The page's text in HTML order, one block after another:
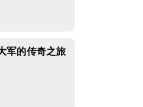
军的传奇之旅